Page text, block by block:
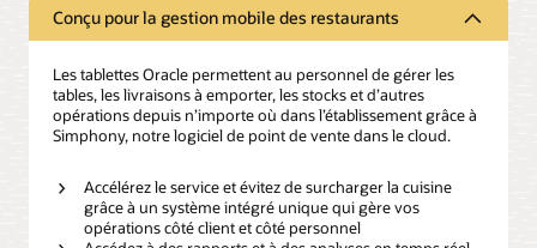
Conçu pour la gestion mobile des restaurants
Les tablettes Oracle permettent au personnel de gérer les
tables, les livraisons à emporter, les stocks et d’autres
opérations depuis n’importe où dans l’établissement grâce à
Simphony, notre logiciel de point de vente dans le cloud.
Accélérez le service et évitez de surcharger la cuisine
grâce à un système intégré unique qui gère vos
opérations côté client et côté personnel